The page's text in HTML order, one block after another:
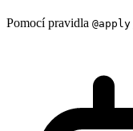
Pomocí pravidla @apply